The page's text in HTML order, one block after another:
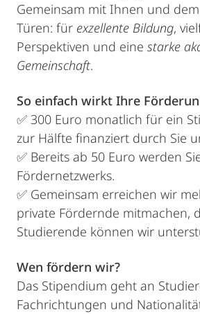
Gemeinsam mit Ihnen und
Türen: für exzellente Bildung,
Perspektiven und eine starke
Gemeinschaft.
So einfach wirkt Ihre
✅ 300 Euro monatlich für ein
zur Hälfte finanziert durch Sie
✅ Bereits ab 50 Euro werden
Fördernetzwerks.
✅ Gemeinsam erreichen wir
private Fördernde mitmachen,
Studierende können wir
Wen fördern wir?
Das Stipendium geht an
Fachrichtungen und